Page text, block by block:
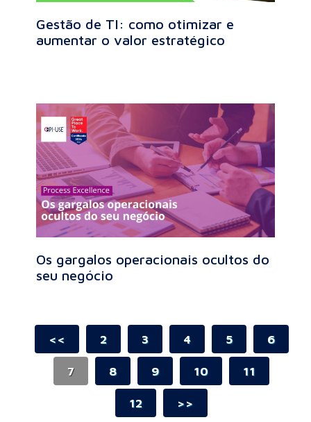
Gestão de TI: como otimizar e
aumentar o valor estratégico
Os gargalos operacionais ocultos do
seu negócio
<< 2 3 4 5 6
7 8 9 10 11
12 >>